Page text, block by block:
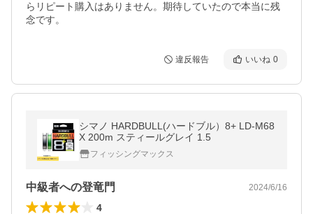
らリピート購入はありません。期待していたので本当に残
念です。
違反報告 いいね 0
シマノ HARDBULL(ハードブル）8+ LD-M68
X 200m スティールグレイ 1.5
フィッシングマックス
中級者への登竜門 2024/6/16
4